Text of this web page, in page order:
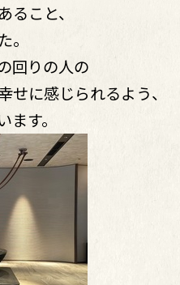
こと、
回りの人の
せに感じられるよう、
す。